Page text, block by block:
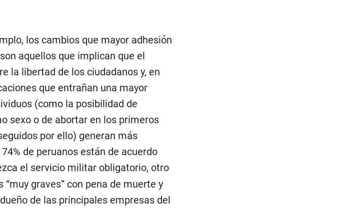
los cambios que mayor adhesión
aquellos que implican que el
la libertad de los ciudadanos y, en
que entrañan una mayor
(como la posibilidad de
sexo o de abortar en los primeros
por ello) generan más
de peruanos están de acuerdo
el servicio militar obligatorio, otro
graves” con pena de muerte y
de las principales empresas del